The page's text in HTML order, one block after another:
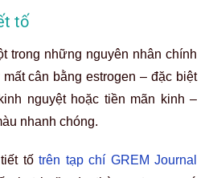
tố
trong những nguyên nhân chính
cân bằng estrogen – đặc biệt
nguyệt hoặc tiền mãn kinh –
nhanh chóng.
tốtrên tạp chí GREM Journal